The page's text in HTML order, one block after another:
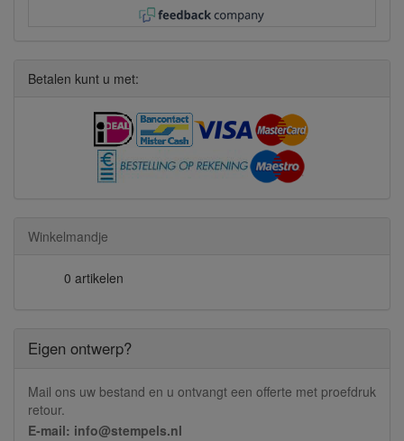
Betalen kunt u met:
Winkelmandje
0 artikelen
Eigen ontwerp?
Mail ons uw bestand en u ontvangt een offerte met proefdruk
retour.
E-mail: info@stempels.nl